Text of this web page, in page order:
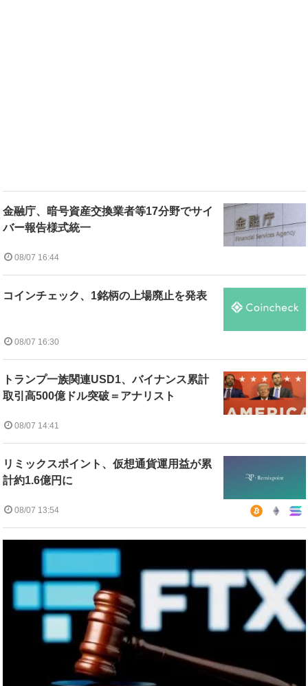
金融庁、暗号資産交換業者等17分野でサイ
バー報告様式統一
08/07 16:44
コインチェック、1銘柄の上場廃止を発表
08/07 16:30
トランプ一族関連USD1、バイナンス累計
取引高500億ドル突破＝アナリスト
08/07 14:41
リミックスポイント、仮想通貨運用益が累
計約1.6億円に
08/07 13:54